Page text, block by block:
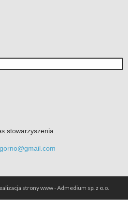
stowarzyszenia
strony www - Admedium sp. z o.o.